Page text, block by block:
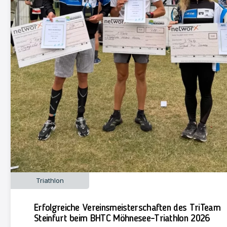
Triathlon
Erfolgreiche Vereinsmeisterschaften des TriTeam
Steinfurt beim BHTC Möhnesee-Triathlon 2026